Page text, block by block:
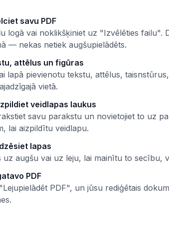
savu PDF
logā vai noklikšķiniet uz "Izvēlēties failu".
— nekas netiek augšupielādēts.
attēlus un figūras
lapā pievienotu tekstu, attēlus,
vietā.
veidlapas laukus
savu parakstu un novietojiet to uz
lai aizpildītu veidlapu.
lapas
uz augšu vai uz leju, lai mainītu to secību,
PDF
PDF", un jūsu rediģētais